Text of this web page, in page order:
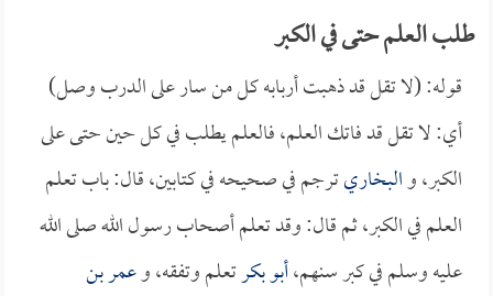
طلب العلم حتى في الكبر
قوله: (لا تقل قد ذهبت أربابه كل من سار على الدرب وصل)
أي: لا تقل قد فاتك العلم، فالعلم يطلب في كل حين حتى على
الكبر، والبخاريترجم في صحيحه في كتابين، قال: باب تعلم
العلم في الكبر، ثم قال: وقد تعلم أصحاب رسول الله صلى الله
عليه وسلم في كبر سنهم،أبو بكرتعلم وتفقه، وعمر بن